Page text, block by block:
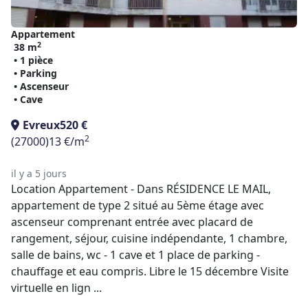
Appartement
38 m2
• 1 pièce
• Parking
• Ascenseur
• Cave
Evreux520 €
(27000)13 €/m2
il y a 5 jours
Location Appartement - Dans RÉSIDENCE LE MAIL,
appartement de type 2 situé au 5ème étage avec
ascenseur comprenant entrée avec placard de
rangement, séjour, cuisine indépendante, 1 chambre,
salle de bains, wc - 1 cave et 1 place de parking -
chauffage et eau compris. Libre le 15 décembre Visite
virtuelle en lign ...